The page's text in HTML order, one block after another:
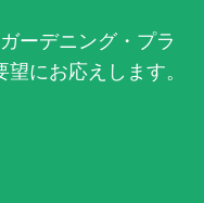
ーデニング・プラ
にお応えします。